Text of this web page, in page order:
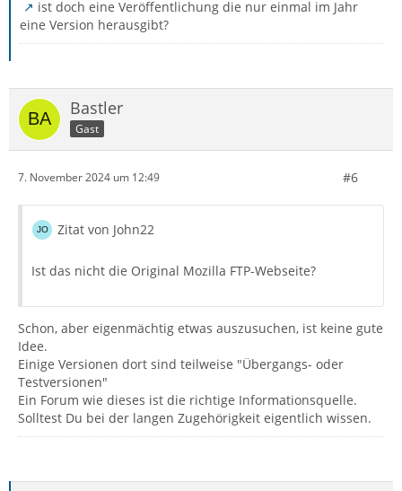
ist doch eine Veröffentlichung die nur einmal im Jahr
eine Version herausgibt?
Bastler
Gast
7. November 2024 um 12:49 #6
Zitat von John22
Ist das nicht die Original Mozilla FTP-Webseite?
Schon, aber eigenmächtig etwas auszusuchen, ist keine gute
Idee.
Einige Versionen dort sind teilweise "Übergangs- oder
Testversionen"
Ein Forum wie dieses ist die richtige Informationsquelle.
Solltest Du bei der langen Zugehörigkeit eigentlich wissen.